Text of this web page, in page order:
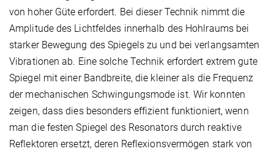
von hoher Güte erfordert. Bei dieser Technik nimmt die
Amplitude des Lichtfeldes innerhalb des Hohlraums bei
starker Bewegung des Spiegels zu und bei verlangsamten
Vibrationen ab. Eine solche Technik erfordert extrem gute
Spiegel mit einer Bandbreite, die kleiner als die Frequenz
der mechanischen Schwingungsmode ist. Wir konnten
zeigen, dass dies besonders effizient funktioniert, wenn
man die festen Spiegel des Resonators durch reaktive
Reflektoren ersetzt, deren Reflexionsvermögen stark von